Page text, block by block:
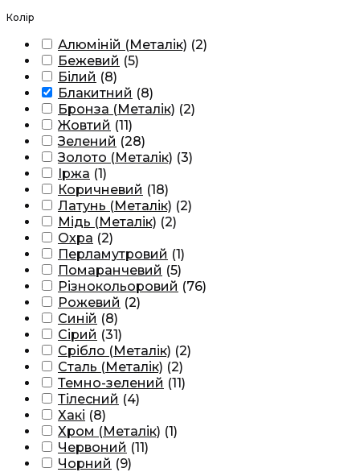
Колір
Алюміній (Металік) (2)
Бежевий (5)
Білий (8)
Блакитний (8)
Бронза (Металік) (2)
Жовтий (11)
Зелений (28)
Золото (Металік) (3)
Іржа (1)
Коричневий (18)
Латунь (Металік) (2)
Мідь (Металік) (2)
Охра (2)
Перламутровий (1)
Помаранчевий (5)
Різнокольоровий (76)
Рожевий (2)
Синій (8)
Сірий (31)
Срібло (Металік) (2)
Сталь (Металік) (2)
Темно-зелений (11)
Тілесний (4)
Хакі (8)
Хром (Металік) (1)
Червоний (11)
Чорний (9)